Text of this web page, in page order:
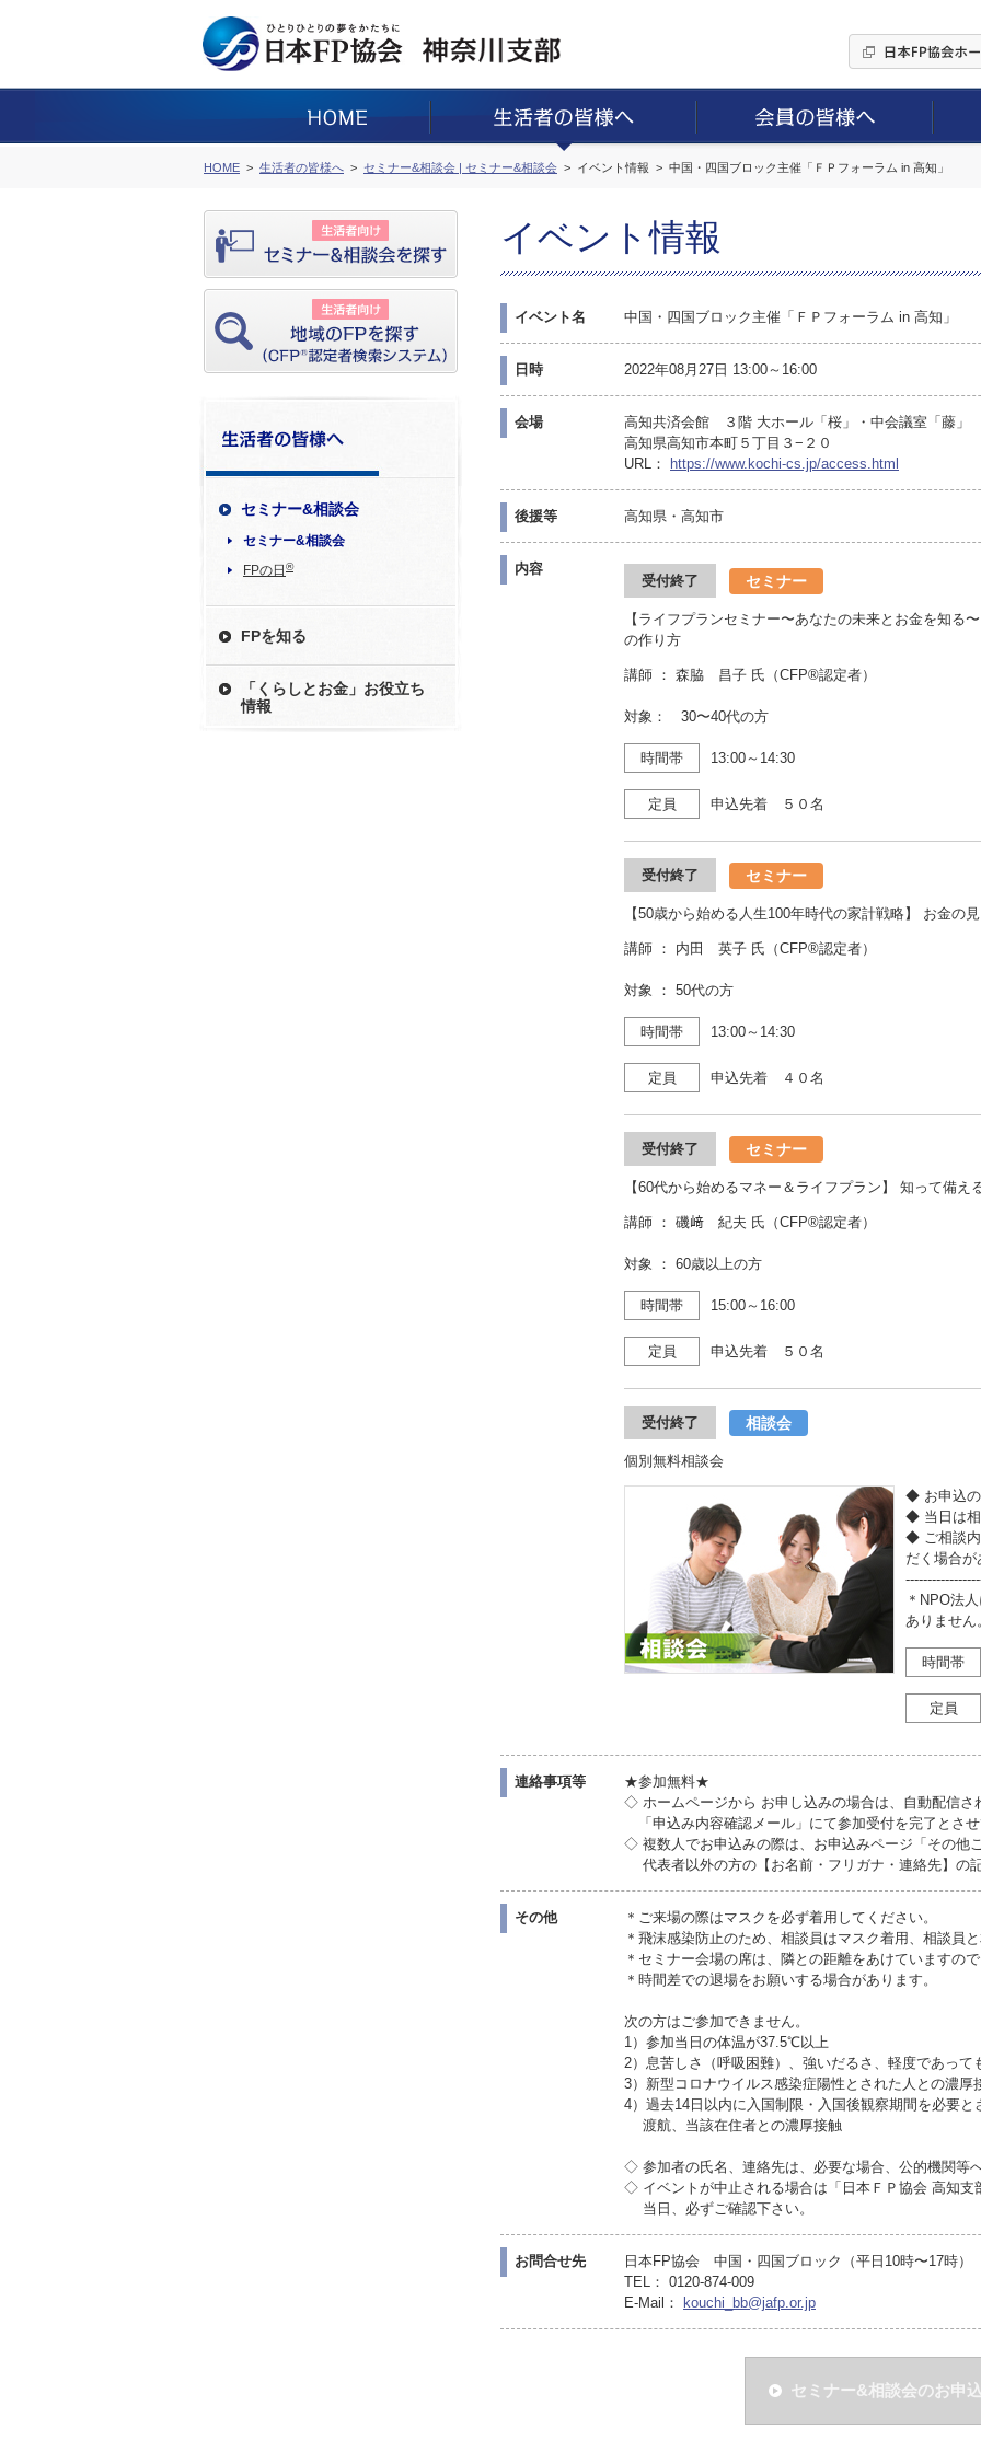
HOME 生活者の皆様へ セミナー&相談会 | セミナー&相談会 イベント情報 中国・四国ブロック主催「ＦＰフォーラム in 高知」
セミナー&相談会
セミナー&相談会
FPの日 ®
FPを知る
「くらしとお金」お役立ち
情報
イベント情報
イベント名 中国・四国ブロック主催「ＦＰフォーラム in 高知」
日時 2022年08月27日 13:00～16:00
会場
高知共済会館 ３階 大ホール「桜」・中会議室「藤」
高知県高知市本町５丁目３−２０
URL：
https://www.kochi-cs.jp/access.html
後援等 高知県・高知市
内容
受付終了 セミナー
【ライフプランセミナー〜あなたの未来とお金を知る
の作り方
講師 ： 森脇 昌子 氏（CFP®認定者）
対象： 30〜40代の方
時間帯 13:00～14:30
定員 申込先着 ５０名
受付終了 セミナー
【50歳から始める人生100年時代の家計戦略】 お金の
講師 ： 内田 英子 氏（CFP®認定者）
対象 ： 50代の方
時間帯 13:00～14:30
定員 申込先着 ４０名
受付終了 セミナー
【60代から始めるマネー＆ライフプラン】 知って備え
講師 ： 磯﨑 紀夫 氏（CFP®認定者）
対象 ： 60歳以上の方
時間帯 15:00～16:00
定員 申込先着 ５０名
受付終了 相談会
個別無料相談会
◆ お申込の
◆ 当日は相
◆ ご相談内
だく場合が
＊NPO法
ありません
時間帯
定員
連絡事項等
★参加無料★
◇ ホームページから お申し込みの場合は、自動配信さ
「申込み内容確認メール」にて参加受付を完了とさせ
◇ 複数人でお申込みの際は、お申込みページ「その他
代表者以外の方の【お名前・フリガナ・連絡先】の
その他
＊ご来場の際はマスクを必ず着用してください。
＊飛沫感染防止のため、相談員はマスク着用、相談員
＊セミナー会場の席は、隣との距離をあけていますの
＊時間差での退場をお願いする場合があります。
次の方はご参加できません。
1）参加当日の体温が37.5℃以上
2）息苦しさ（呼吸困難）、強いだるさ、軽度であって
3）新型コロナウイルス感染症陽性とされた人との濃厚
4）過去14日以内に入国制限・入国後観察期間を必要と
渡航、当該在住者との濃厚接触
◇ 参加者の氏名、連絡先は、必要な場合、公的機関等
◇ イベントが中止される場合は「日本ＦＰ協会 高知支
当日、必ずご確認下さい。
お問合せ先
日本FP協会 中国・四国ブロック（平日10時〜17時）
TEL： 0120-874-009
E-Mail：
kouchi_bb@jafp.or.jp
セミナー&相談会のお申